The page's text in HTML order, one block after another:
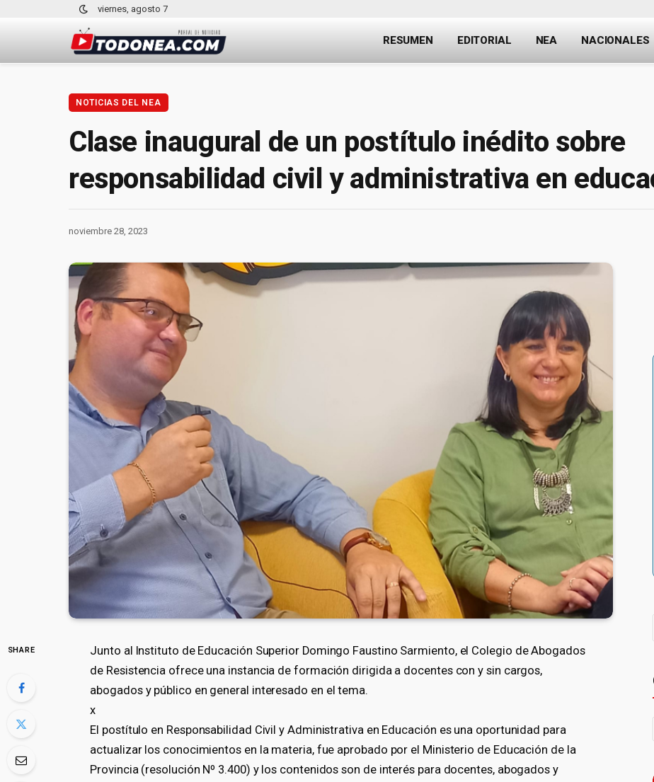
viernes, agosto 7
RESUMEN EDITORIAL NEA NACIONALES
NOTICIAS DEL NEA
Clase inaugural de un postítulo inédito sobre
responsabilidad civil y administrativa en
noviembre 28, 2023
SHARE
Junto al Instituto de Educación Superior Domingo Faustino Sarmiento, el Colegio de Abogados
de Resistencia ofrece una instancia de formación dirigida a docentes con y sin cargos,
abogados y público en general interesado en el tema.
x
El postítulo en Responsabilidad Civil y Administrativa en Educación es una oportunidad para
actualizar los conocimientos en la materia, fue aprobado por el Ministerio de Educación de la
Provincia (resolución Nº 3.400) y los contenidos son de interés para docentes, abogados y